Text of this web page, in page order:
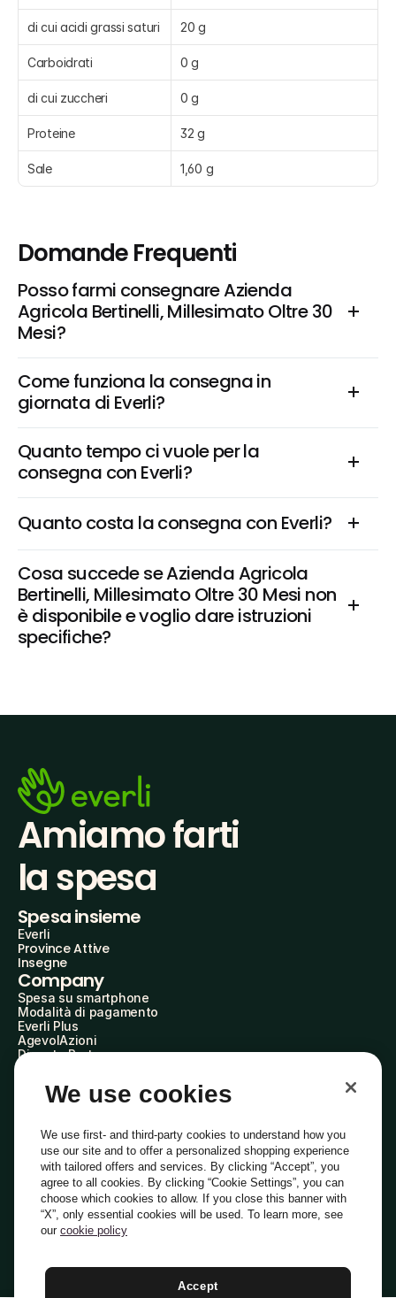
di cui acidi grassi saturi 20 g
Carboidrati 0 g
di cui zuccheri 0 g
Proteine 32 g
Sale 1,60 g
Domande Frequenti
Posso farmi consegnare Azienda
Agricola Bertinelli, Millesimato Oltre 30
Mesi?
Come funziona la consegna in
giornata di Everli?
Quanto tempo ci vuole per la
consegna con Everli?
Quanto costa la consegna con Everli?
Cosa succede se Azienda Agricola
Bertinelli, Millesimato Oltre 30 Mesi non
è disponibile e voglio dare istruzioni
specifiche?
Amiamo farti
la spesa
Spesa insieme
Everli
Province Attive
Insegne
Company
Spesa su smartphone
Modalità di pagamento
Everli Plus
AgevolAzioni
Diventa Partner
Everli Shoppers
About Us
Everli News
Domande frequenti
Lavora con noi
Diventa Shopper
Investitori
PrivacyCookiePreferenze Cookie
Termini e CondizioniCodice Etico
Indirizzo PEC: everli@pec.it - indirizzo DPO: dpo@everli.com
Italiano
We use cookies
We use first- and third-party cookies to understand how you
use our site and to offer a personalized shopping experience
with tailored offers and services. By clicking “Accept”, you
agree to all cookies. By clicking “Cookie Settings”, you can
choose which cookies to allow. If you close this banner with
“X”, only essential cookies will be used. To learn more, see
our cookie policy
Accept